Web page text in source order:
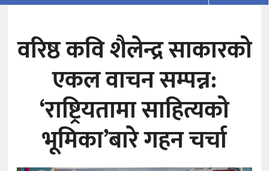
अन्तराष्ट्रिय
अन्तर्वार्ता
विचार
वरिष्ठ कवि शैलेन्द्र साकारको
एकल वाचन सम्पन्न:
‘राष्ट्रियतामा साहित्यको
भूमिका’बारे गहन चर्चा